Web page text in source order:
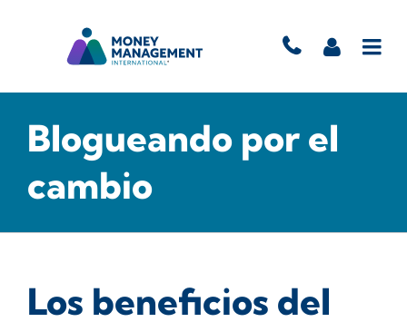
Blogueando por el
cambio
Los beneficios del